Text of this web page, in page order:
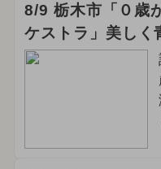
8/9 栃木市「０歳
ケストラ」美しく